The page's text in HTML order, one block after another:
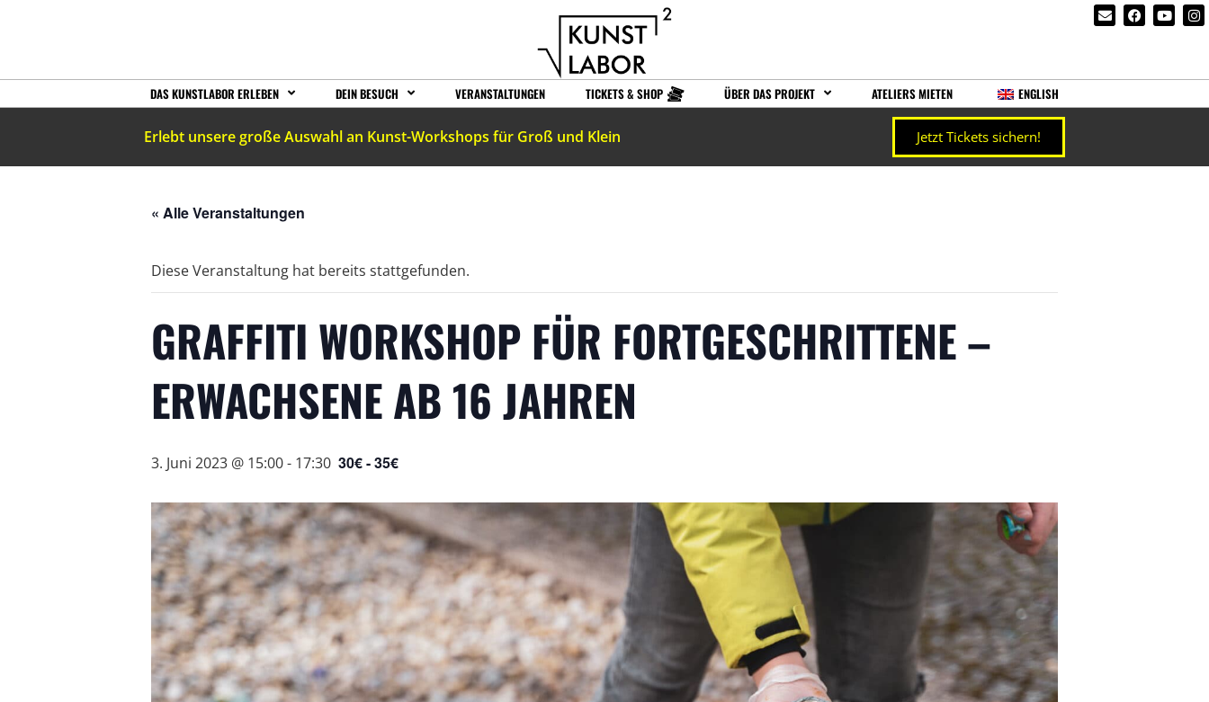
DAS KUNSTLABOR ERLEBEN DEIN BESUCH VERANSTALTUNGEN TICKETS & SHOP ÜBER DAS PROJEKT ATELIERS MIETEN ENGLISH
Erlebt unsere große Auswahl an Kunst-Workshops für Groß und Klein Jetzt Tickets sichern!
« Alle Veranstaltungen
Diese Veranstaltung hat bereits stattgefunden.
GRAFFITI WORKSHOP FÜR FORTGESCHRITTENE –
ERWACHSENE AB 16 JAHREN
3. Juni 2023 @ 15:00- 17:30 30€ - 35€